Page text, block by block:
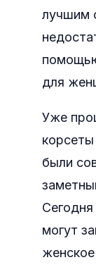
лучшим
для
Уже
были
могут